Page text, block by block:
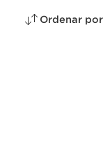
Ordenar por